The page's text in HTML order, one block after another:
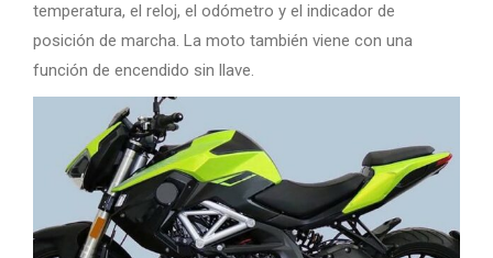
temperatura, el reloj, el odómetro y el indicador de
posición de marcha. La moto también viene con una
función de encendido sin llave.